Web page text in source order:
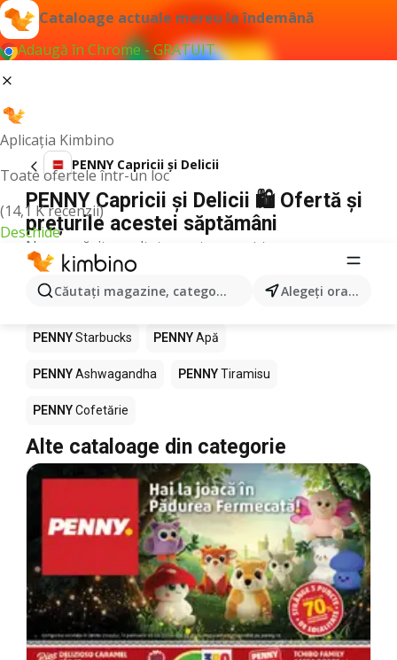
Cataloage actuale mereu la îndemână
Adaugă în Chrome - GRATUIT
Aplicația Kimbino
Toate ofertele într-un loc
(14,1 K recenzii)
Deschide
Căutaţi magazine, categorii, produse... Alegeţi oraşul
PENNY Capricii și Delicii
PENNY Capricii și Delicii 🛍️ Ofertă și
prețurile acestei săptămâni
Nu am găsit rezultate pentru acest termen.
Alte produse în magazine PENNY
PENNY Pizza PENNY Mango LEGO
PENNYStarbucks PENNYApă
PENNYAshwagandha PENNYTiramisu
PENNYCofetărie
Alte cataloage din categorie